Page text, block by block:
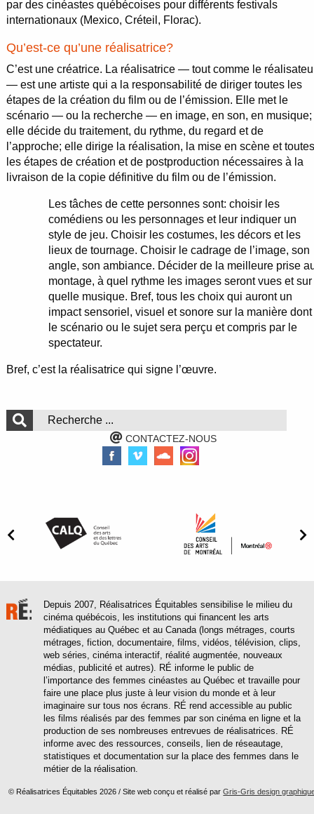
par des cinéastes québécoises pour différents festivals
internationaux (Mexico, Créteil, Florac).
Qu’est-ce qu’une réalisatrice?
C’est une créatrice. La réalisatrice — tout comme le
— est une artiste qui a la responsabilité de diriger toutes les
étapes de la création du film ou de l’émission. Elle met le
scénario — ou la recherche — en image, en son, en musique;
elle décide du traitement, du rythme, du regard et de
l’approche; elle dirige la réalisation, la mise en scène et toutes
les étapes de création et de postproduction nécessaires à la
livraison de la copie définitive du film ou de l’émission.
Les tâches de cette personnes sont: choisir les
comédiens ou les personnages et leur indiquer un
style de jeu. Choisir les costumes, les décors et les
lieux de tournage. Choisir le cadrage de l’image, son
angle, son ambiance. Décider de la meilleure prise
montage, à quel rythme les images seront vues et sur
quelle musique. Bref, tous les choix qui auront un
impact sensoriel, visuel et sonore sur la manière dont
le scénario ou le sujet sera perçu et compris par le
spectateur.
Bref, c’est la réalisatrice qui signe l’œuvre.
CONTACTEZ-NOUS
Depuis 2007, Réalisatrices Équitables sensibilise le milieu du
cinéma québécois, les institutions qui financent les arts
médiatiques au Québec et au Canada (longs métrages, courts
métrages, fiction, documentaire, films, vidéos, télévision, clips,
web séries, cinéma interactif, réalité augmentée, nouveaux
médias, publicité et autres). RÉ informe le public de
l’importance des femmes cinéastes au Québec et travaille pour
faire une place plus juste à leur vision du monde et à leur
imaginaire sur tous nos écrans. RÉ rend accessible au public
les films réalisés par des femmes par son cinéma en ligne et la
production de ses nombreuses entrevues de réalisatrices. RÉ
informe avec des ressources, conseils, lien de réseautage,
statistiques et documentation sur la place des femmes dans le
métier de la réalisation.
© Réalisatrices Équitables 2026 / Site web conçu et réalisé parGris-Gris design